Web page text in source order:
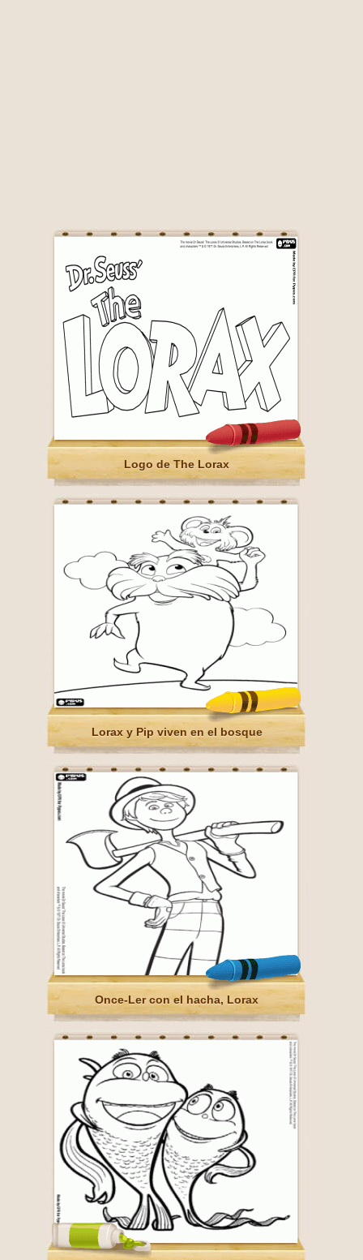
Logo de The Lorax
Lorax y Pip viven en el bosque
Once-Ler con el hacha, Lorax